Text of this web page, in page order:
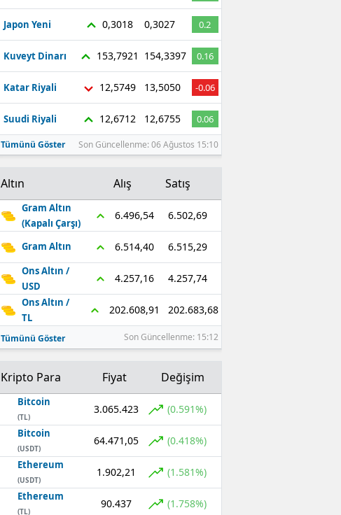
Japon Yeni 0,3018 0,3027 0.2
Kuveyt Dinarı 153,7921 154,3397 0.16
Katar Riyali 12,5749 13,5050 -0.06
Suudi Riyali 12,6712 12,6755 0.06
Tümünü Göster Son Güncellenme: 06 Ağustos 15:10
Altın Alış Satış
Gram Altın
(Kapalı Çarşı)
6.496,54 6.502,69
Gram Altın 6.514,40 6.515,29
Ons Altın /
USD
4.257,16 4.257,74
Ons Altın /
TL
202.608,91 202.683,68
Tümünü Göster Son Güncellenme: 15:12
Kripto Para Fiyat Değişim
Bitcoin
(TL)
3.065.423 (0.591%)
Bitcoin
(USDT)
64.471,05 (0.418%)
Ethereum
(USDT)
1.902,21 (1.581%)
Ethereum
(TL)
90.437 (1.758%)